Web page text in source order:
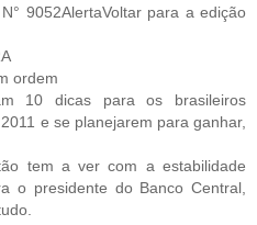
9052AlertaVoltar para a edição
ordem
10 dicas para os brasileiros
e se planejarem para ganhar,
tem a ver com a estabilidade
o presidente do Banco Central,